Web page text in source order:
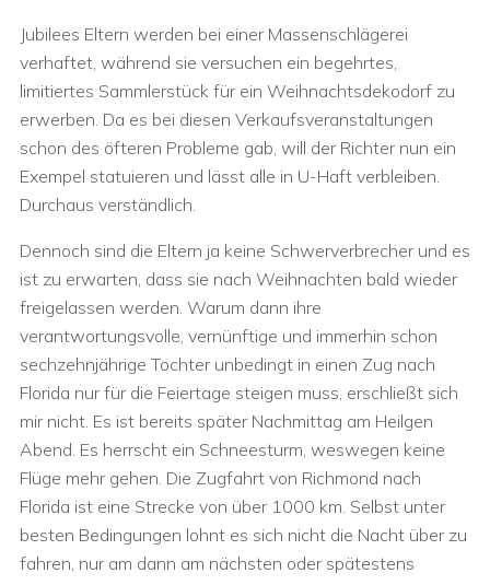
Jubilees Eltern werden bei einer Massenschlägerei
verhaftet, während sie versuchen ein begehrtes,
limitiertes Sammlerstück für ein Weihnachtsdekodorf zu
erwerben. Da es bei diesen Verkaufsveranstaltungen
schon des öfteren Probleme gab, will der Richter nun ein
Exempel statuieren und lässt alle in U-Haft verbleiben.
Durchaus verständlich.
Dennoch sind die Eltern ja keine Schwerverbrecher und es
ist zu erwarten, dass sie nach Weihnachten bald wieder
freigelassen werden. Warum dann ihre
verantwortungsvolle, vernünftige und immerhin schon
sechzehnjährige Tochter unbedingt in einen Zug nach
Florida nur für die Feiertage steigen muss, erschließt sich
mir nicht. Es ist bereits später Nachmittag am Heilgen
Abend. Es herrscht ein Schneesturm, weswegen keine
Flüge mehr gehen. Die Zugfahrt von Richmond nach
Florida ist eine Strecke von über 1000 km. Selbst unter
besten Bedingungen lohnt es sich nicht die Nacht über zu
fahren, nur am dann am nächsten oder spätestens